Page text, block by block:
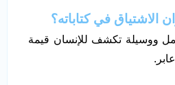
في كتاباته؟
ووسيلة تكشف للإنسان قيمة